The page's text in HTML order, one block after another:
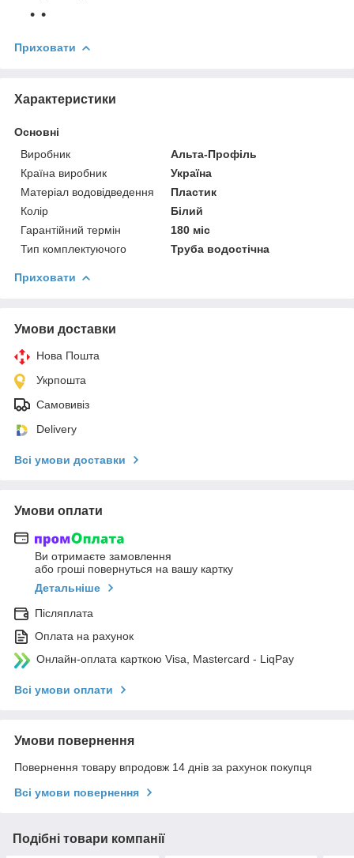
Приховати
Характеристики
Основні
Виробник
Альта-Профіль
Країна виробник
Україна
Матеріал водовідведення
Пластик
Колір
Білий
Гарантійний термін
180 міс
Тип комплектуючого
Труба водостічна
Приховати
Умови доставки
Нова Пошта
Укрпошта
Самовивіз
Delivery
Всі умови доставки
Умови оплати
Ви отримаєте замовлення
або гроші повернуться на вашу картку
Детальніше
Післяплата
Оплата на рахунок
Онлайн-оплата карткою Visa, Mastercard - LiqPay
Всі умови оплати
Умови повернення
Повернення товару впродовж 14 днів за рахунок покупця
Всі умови повернення
Подібні товари компанії